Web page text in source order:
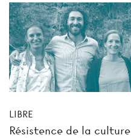
LIBRE
Résistence de la culture